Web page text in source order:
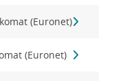
(Euronet)
(Euronet)